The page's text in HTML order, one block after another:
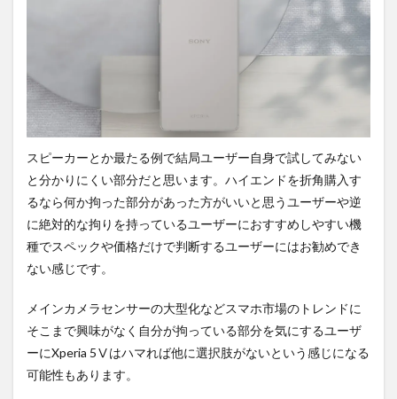
スピーカーとか最たる例で結局ユーザー自身で試してみない
と分かりにくい部分だと思います。ハイエンドを折角購入す
るなら何か拘った部分があった方がいいと思うユーザーや逆
に絶対的な拘りを持っているユーザーにおすすめしやすい機
種でスペックや価格だけで判断するユーザーにはお勧めでき
ない感じです。
メインカメラセンサーの大型化などスマホ市場のトレンドに
そこまで興味がなく自分が拘っている部分を気にするユーザ
ーにXperia 5Ⅴはハマれば他に選択肢がないという感じになる
可能性もあります。